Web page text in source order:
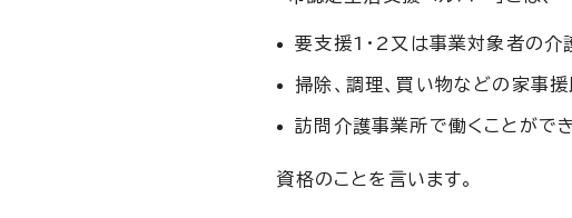
要支援1・2又は事業対象者の介
掃除、調理、買い物などの家事援
訪問介護事業所で働くことがで
資格のことを言います。